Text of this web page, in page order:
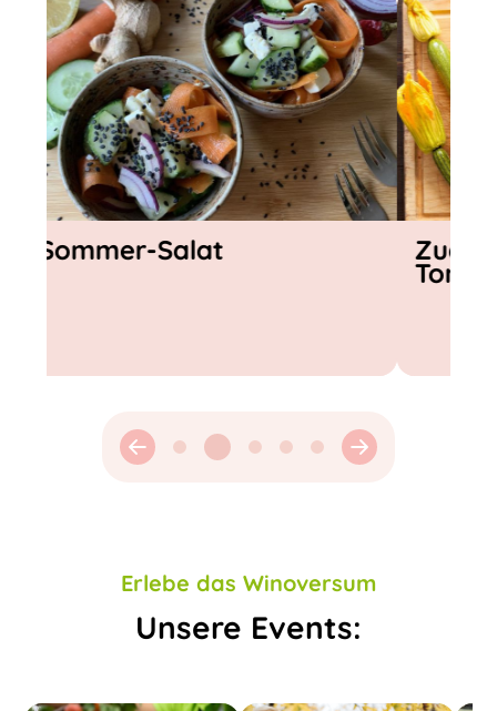
Zucchini-Frittata mit
Erlebe das Winoversum
Unsere Events: